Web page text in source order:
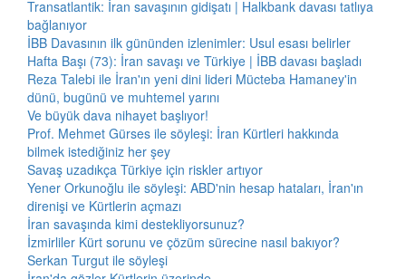
Transatlantik: İran savaşının gidişatı | Halkbank davası tatlıya
bağlanıyor
İBB Davasının ilk gününden izlenimler: Usul esası belirler
Hafta Başı (73): İran savaşı ve Türkiye | İBB davası başladı
Reza Talebi ile İran'ın yeni dini lideri Mücteba Hamaney'in
dünü, bugünü ve muhtemel yarını
Ve büyük dava nihayet başlıyor!
Prof. Mehmet Gürses ile söyleşi: İran Kürtleri hakkında
bilmek istediğiniz her şey
Savaş uzadıkça Türkiye için riskler artıyor
Yener Orkunoğlu ile söyleşi: ABD'nin hesap hataları, İran'ın
direnişi ve Kürtlerin açmazı
İran savaşında kimi destekliyorsunuz?
İzmirliler Kürt sorunu ve çözüm sürecine nasıl bakıyor?
Serkan Turgut ile söyleşi